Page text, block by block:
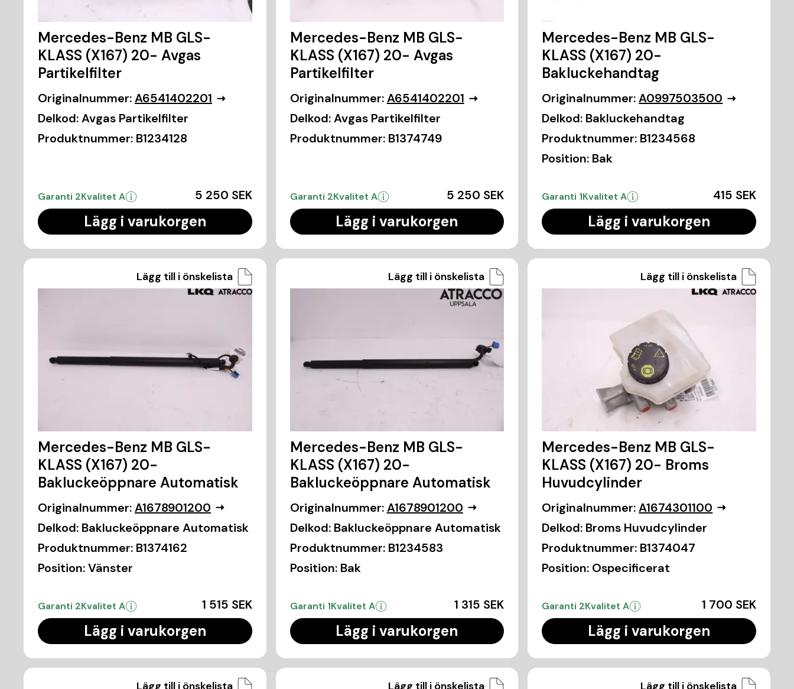
Mercedes-Benz MB GLS-
KLASS (X167) 20- Avgas
Partikelfilter
Originalnummer:A6541402201
Delkod:Avgas Partikelfilter
Produktnummer: B1234128
Garanti 2Kvalitet A 5 250 SEK
Lägg i varukorgen
Mercedes-Benz MB GLS-
KLASS (X167) 20- Avgas
Partikelfilter
Originalnummer: A6541402201
Delkod: Avgas Partikelfilter
Produktnummer: B1374749
Garanti 2Kvalitet A 5 250 SEK
Lägg i varukorgen
Mercedes-Benz MB GLS-
KLASS (X167) 20-
Bakluckehandtag
Originalnummer: A0997503500
Delkod: Bakluckehandtag
Produktnummer: B1234568
Position: Bak
Garanti 1Kvalitet A 415 SEK
Lägg i varukorgen
Lägg till i önskelista
Mercedes-Benz MB GLS-
KLASS (X167) 20-
Bakluckeöppnare Automatisk
Originalnummer:A1678901200
Delkod: Bakluckeöppnare Automatisk
Produktnummer: B1374162
Position:Vänster
Garanti 2Kvalitet A 1 515 SEK
Lägg i varukorgen
Lägg till i önskelista
Mercedes-Benz MB GLS-
KLASS (X167) 20-
Bakluckeöppnare Automatisk
Originalnummer: A1678901200
Delkod: Bakluckeöppnare Automatisk
Produktnummer: B1234583
Position: Bak
Garanti 1Kvalitet A 1 315 SEK
Lägg i varukorgen
Lägg till i önskelista
Mercedes-Benz MB GLS-
KLASS (X167) 20- Broms
Huvudcylinder
Originalnummer: A1674301100
Delkod: Broms Huvudcylinder
Produktnummer: B1374047
Position: Ospecificerat
Garanti 2Kvalitet A 1 700 SEK
Lägg i varukorgen
Lägg till i önskelista Lägg till i önskelista Lägg till i önskelista